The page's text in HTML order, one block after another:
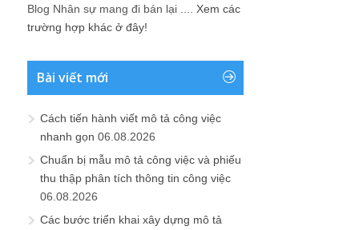
Blog Nhân sự mang đi bán lại .... Xem các
trường hợp khác ở đây!
Bài viết mới
Cách tiến hành viết mô tả công việc
nhanh gọn 06.08.2026
Chuẩn bị mẫu mô tả công việc và phiếu
thu thập phân tích thông tin công việc
06.08.2026
Các bước triển khai xây dựng mô tả